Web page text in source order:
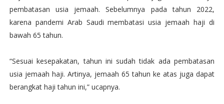
pembatasan usia jemaah. Sebelumnya pada tahun 2022,
karena pandemi Arab Saudi membatasi usia jemaah haji di
bawah 65 tahun.
“Sesuai kesepakatan, tahun ini sudah tidak ada pembatasan
usia jemaah haji. Artinya, jemaah 65 tahun ke atas juga dapat
berangkat haji tahun ini,” ucapnya.